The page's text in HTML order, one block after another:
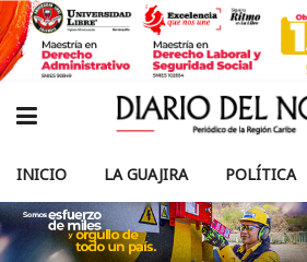
INICIO LA GUAJIRA POLÍTICA